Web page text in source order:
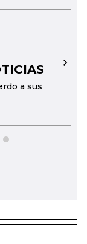
a sus
→